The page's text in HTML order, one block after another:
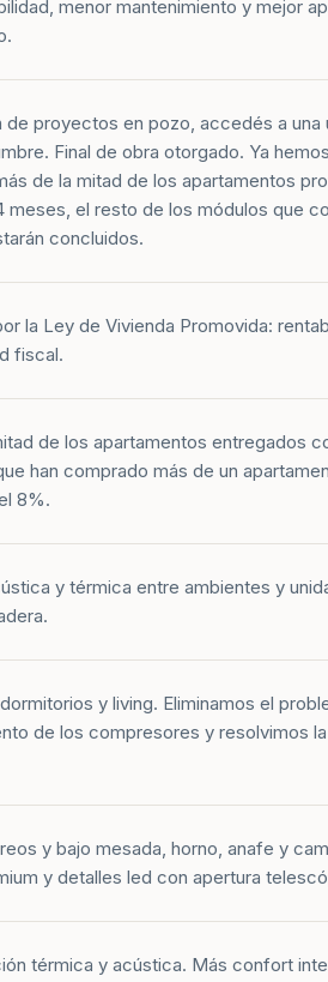
menor mantenimiento y mejor
de proyectos en pozo, accedés a
Final de obra otorgado. Ya
de la mitad de los apartamentos
meses, el resto de los módulos que
concluidos.
la Ley de Vivienda Promovida:
fiscal.
de los apartamentos entregados
han comprado más de un
8%.
y térmica entre ambientes y
y living. Eliminamos el
de los compresores y resolvimos
y bajo mesada, horno, anafe y
y detalles led con apertura
térmica y acústica. Más confort